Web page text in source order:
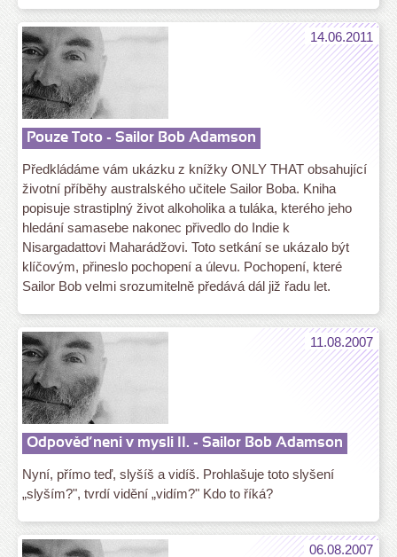
14.06.2011
Pouze Toto - Sailor Bob Adamson
Předkládáme vám ukázku z knížky ONLY THAT obsahující
životní příběhy australského učitele Sailor Boba. Kniha
popisuje strastiplný život alkoholika a tuláka, kterého jeho
hledání samasebe nakonec přivedlo do Indie k
Nisargadattovi Maharádžovi. Toto setkání se ukázalo být
klíčovým, přineslo pochopení a úlevu. Pochopení, které
Sailor Bob velmi srozumitelně předává dál již řadu let.
11.08.2007
Odpověď neni v mysli II. - Sailor Bob Adamson
Nyní, přímo teď, slyšíš a vidíš. Prohlašuje toto slyšení
„slyším?", tvrdí vidění „vidím?" Kdo to říká?
06.08.2007